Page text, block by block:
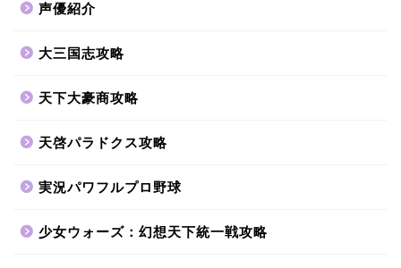
声優紹介
大三国志攻略
天下大豪商攻略
天啓パラドクス攻略
実況パワフルプロ野球
少女ウォーズ：幻想天下統一戦攻略